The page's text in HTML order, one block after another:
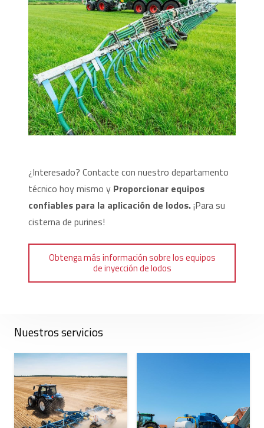
¿Interesado? Contacte con nuestro departamento
técnico hoy mismo y Proporcionar equipos
confiables para la aplicación de lodos.¡Para su
cisterna de purines!
Obtenga más información sobre los equipos
de inyección de lodos
Nuestros servicios